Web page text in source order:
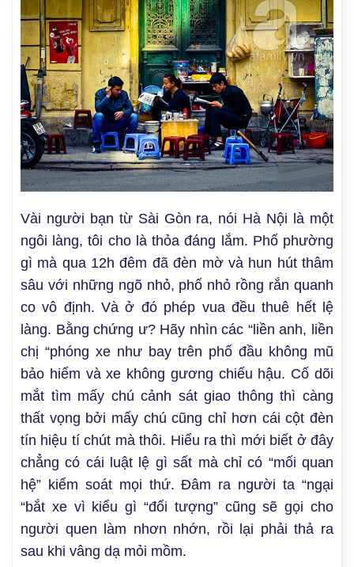
Vài người bạn từ Sài Gòn ra, nói Hà Nội là một
ngôi làng, tôi cho là thỏa đáng lắm. Phố phường
gì mà qua 12h đêm đã đèn mờ và hun hút thâm
sâu với những ngõ nhỏ, phố nhỏ rồng rắn quanh
co vô định. Và ở đó phép vua đều thuê hết lệ
làng. Bằng chứng ư? Hãy nhìn các “liền anh, liền
chị “phóng xe như bay trên phố đầu không mũ
bảo hiểm và xe không gương chiếu hậu. Cố dõi
mắt tìm mấy chú cảnh sát giao thông thì càng
thất vọng bởi mấy chú cũng chỉ hơn cái cột đèn
tín hiệu tí chút mà thôi. Hiểu ra thì mới biết ở đây
chẳng có cái luật lệ gì sất mà chỉ có “mối quan
hệ” kiểm soát mọi thứ. Đâm ra người ta “ngại
“bắt xe vì kiểu gì “đối tượng” cũng sẽ gọi cho
người quen làm nhơn nhớn, rồi lại phải thả ra
sau khi vâng dạ mỏi mồm.